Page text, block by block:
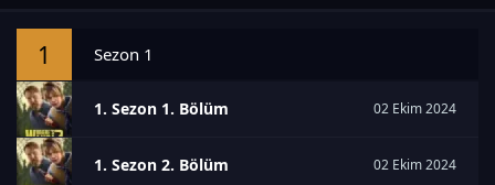
1 Sezon 1
1. Sezon 1. Bölüm 02 Ekim 2024
1. Sezon 2. Bölüm 02 Ekim 2024